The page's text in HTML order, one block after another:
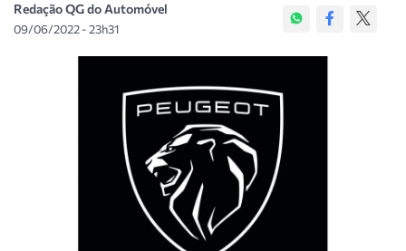
Redação QG do Automóvel
09/06/2022 - 23h31